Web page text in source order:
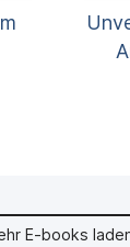
E-books